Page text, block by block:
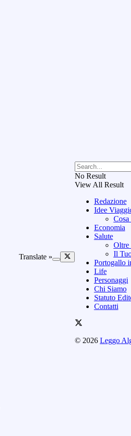
Translate »
No Result
View All Result
Redazione
Idee
Economia
Salute
Oltre
Il
Portogallo
Life
Personaggi
Chi Siamo
Statuto
Contatti
© 2026 Leggo